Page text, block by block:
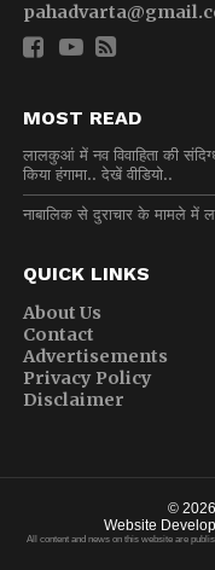
MOST READ
लालकुआं में नव विवाहिता की
किया हंगामा.. देखें वीडियो..
नाबालिक से दुराचार के मामले
QUICK LINKS
About Us
Contact
Advertisements
Privacy Policy
Disclaimer
©
Website
All content and news on this website are